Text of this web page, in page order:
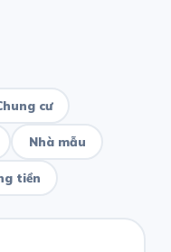
cư
Nhà mẫu
tiền